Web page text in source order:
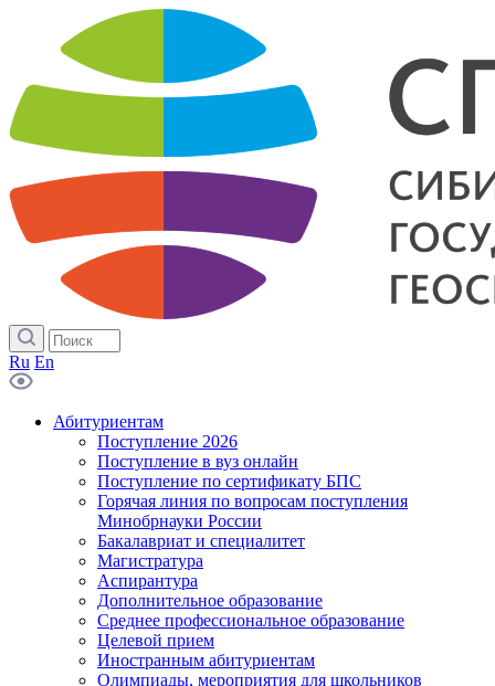
Ru En
Абитуриентам
Поступление 2026
Поступление в вуз онлайн
Поступление по сертификату БПС
Горячая линия по вопросам поступления
Минобрнауки России
Бакалавриат и специалитет
Магистратура
Аспирантура
Дополнительное образование
Среднее профессиональное образование
Целевой прием
Иностранным абитуриентам
Олимпиады, мероприятия для школьников